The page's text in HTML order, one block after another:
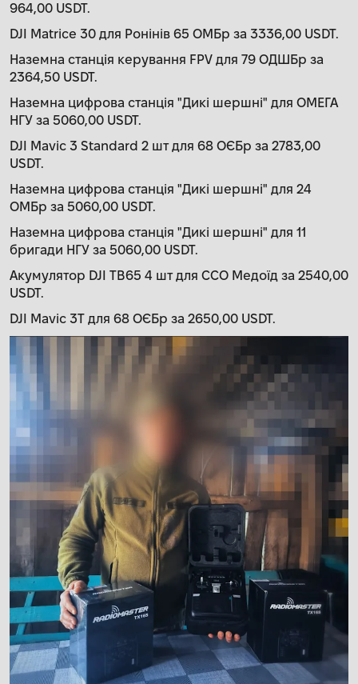
964,00 USDT.
DJI Matrice 30 для Ронінів 65 ОМБр за 3336,00 USDT.
Наземна станція керування FPV для 79 ОДШБр за
2364,50 USDT.
Наземна цифрова станція "Дикі шершні" для ОМЕГА
НГУ за 5060,00 USDT.
DJI Mavic 3 Standard 2 шт для 68 ОЄБр за 2783,00
USDT.
Наземна цифрова станція "Дикі шершні" для 24
ОМБр за 5060,00 USDT.
Наземна цифрова станція "Дикі шершні" для 11
бригади НГУ за 5060,00 USDT.
Акумулятор DJI TB65 4 шт для CCО Медоїд за 2540,00
USDT.
DJI Mavic 3T для 68 ОЄБр за 2650,00 USDT.